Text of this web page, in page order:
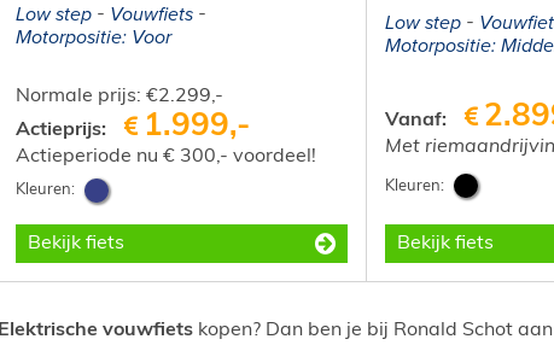
Low step
Motorpositie:
Vanaf:
Met
Bekijk fiets
Low step
Vouwfiets
Motorpositie: Voor
Normale prijs: €2.299,-
Actieprijs:
1.999,-
Actieperiode nu € 300,- voordeel!
Bekijk fiets
Elektrische vouwfiets kopen? Dan ben je bij Ronald Schot